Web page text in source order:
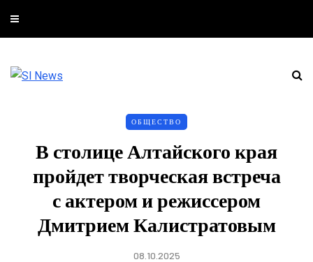
ОБЩЕСТВО
В столице Алтайского края
пройдет творческая встреча
с актером и режиссером
Дмитрием Калистратовым
08.10.2025